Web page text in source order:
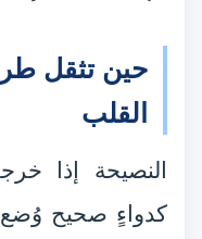
حين تثقل
القلب
النصيحة إذا
كدواءٍ صحيح